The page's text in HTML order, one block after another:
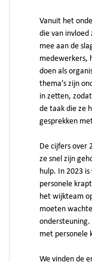
Vanuit het
die van invloed
mee aan de
medewerkers,
doen als
thema’s zijn
in zetten,
de taak die ze
gesprekken
De cijfers over
ze snel zijn
hulp. In 2023
personele
het wijkteam
moeten
ondersteuning.
met personele
We vinden de